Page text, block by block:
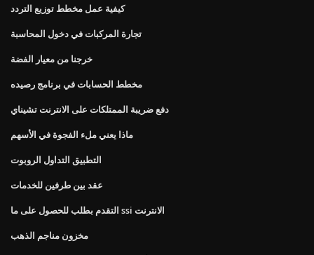
كيفية عمل مخطط توزيع التردد
تجارة المركبات في دخول المحاسبة
خرجنا من معيار الفضة
مخطط الحسابات في برنامج رصيده
دفع ضريبة الممتلكات على الانترنت تشيناي
ماذا يعني ملء الفجوة في الأسهم
التطبيق التداول الروبوت
عقد بين طرفين للخدمات
التقدم بطلب للحصول على ما ssi الانترنت
مخزون مناجم الذهب